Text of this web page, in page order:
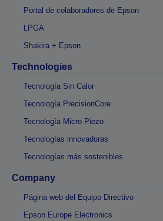
Portal de colaboradores de Epson
LPGA
Shakira + Epson
Technologies
Tecnología Sin Calor
Tecnología PrecisionCore
Tecnología Micro Piezo
Tecnologías innovadoras
Tecnologías más sostenibles
Company
Página web del Equipo Directivo
Epson Europe Electronics